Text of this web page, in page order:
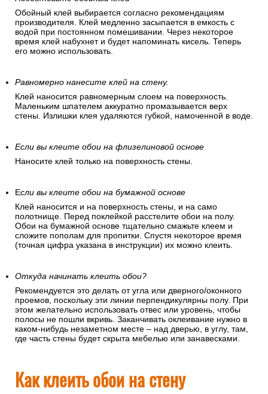
Обойный клей выбирается согласно рекомендациям
производителя. Клей медленно засыпается в емкость с
водой при постоянном помешивании. Через некоторое
время клей набухнет и будет напоминать кисель. Теперь
его можно использовать.
Равномерно нанесите клей на стену.
Клей наносится равномерным слоем на поверхность.
Маленьким шпателем аккуратно промазывается верх
стены. Излишки клея удаляются губкой, намоченной в воде.
Если вы клеите обои на флизелиновой основе
Наносите клей только на поверхность стены.
Если вы клеите обои на бумажной основе
Клей наносится и на поверхность стены, и на само
полотнище. Перед поклейкой расстелите обои на полу.
Обои на бумажной основе тщательно смажьте клеем и
сложите пополам для пропитки. Спустя некоторое время
(точная цифра указана в инструкции) их можно клеить.
Откуда начинать клеить обои?
Рекомендуется это делать от угла или дверного/оконного
проемов, поскольку эти линии перпендикулярны полу. При
этом желательно использовать отвес или уровень, чтобы
полосы не пошли вкривь. Заканчивать оклеивание нужно в
каком-нибудь незаметном месте – над дверью, в углу, там,
где часть стены будет скрыта мебелью или занавесками.
Как клеить обои на стену